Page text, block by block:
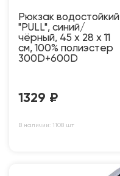
Рюкзак водостойкий
"PULL", синий/
чёрный, 45 x 28 x 11
см, 100% полиэстер
300D+600D
1329 ₽
В наличии: 1108 шт